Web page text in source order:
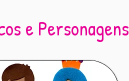
e Personagens